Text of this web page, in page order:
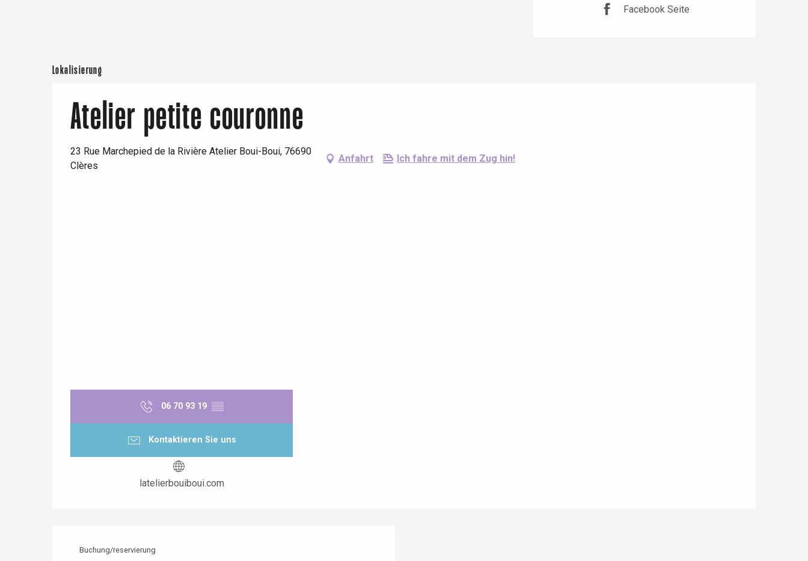
Facebook Seite
Lokalisierung
Atelier petite couronne
23 Rue Marchepied de la Rivière Atelier Boui-Boui, 76690
Clères
Anfahrt Ich fahre mit dem Zug hin!
06 70 93 19 ▒▒
Kontaktieren Sie uns
latelierbouiboui.com
Buchung/reservierung